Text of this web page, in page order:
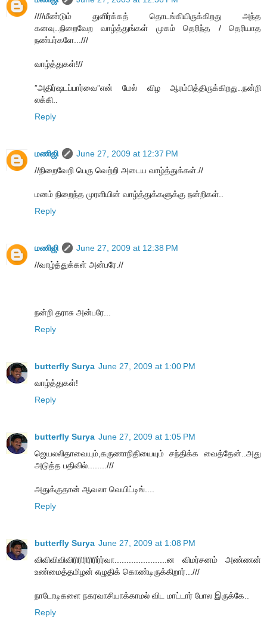
////மீண்டும் துளிர்க்கத் தொடங்கியிருக்கிறது அந்த
கனவு..நிறைவேற வாழ்த்துங்கள் முகம் தெரிந்த / தெரியாத
நண்பர்களே...///
வாழ்த்துகள்!//
”அதிர்ஷடப்பார்வை”என் மேல் விழ ஆரம்பித்திருக்கிறது..நன்றி
லக்கி..
Reply
மணிஜி
June 27, 2009 at 12:37 PM
//நிறைவேறி பெரு வெற்றி அடைய வாழ்த்துக்கள்.//
மனம் நிறைந்த முரளியின் வாழ்த்துக்களுக்கு நன்றிகள்..
Reply
மணிஜி
June 27, 2009 at 12:38 PM
//வாழ்த்துக்கள் அன்பரே.//
நன்றி தராசு அன்பரே...
Reply
butterfly Surya June 27, 2009 at 1:00 PM
வாழ்த்துகள்!
Reply
butterfly Surya June 27, 2009 at 1:05 PM
ஜெயலலிதாவையும்,கருணாநிதியையும் சந்திக்க வைத்தேன்..அது
அடுத்த பதிவில்........///
அதுக்குதான் ஆவலா வெயிட்டிங்....
Reply
butterfly Surya June 27, 2009 at 1:08 PM
விவிவிவிவிரிரிரிரிரிர்ர்வா......................ன விமர்சனம் அண்ணன்
உண்மைத்தமிழன் எழுதிக் கொண்டிருக்கிறார்...///
நாடோடிகளை நகரவாசியாக்காமல் விட மாட்டார் போல இருக்கே..
Reply